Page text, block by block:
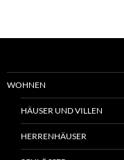
WOHNEN
HÄUSER UND VILLEN
HERRENHÄUSER